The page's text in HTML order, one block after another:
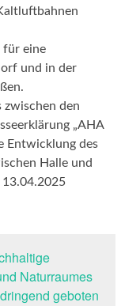
für eine
und in der
zwischen den
„AHA
Entwicklung des
Halle und
13.04.2025
Naturraumes
geboten